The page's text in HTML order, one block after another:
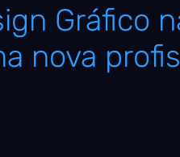
Gráfico
nova